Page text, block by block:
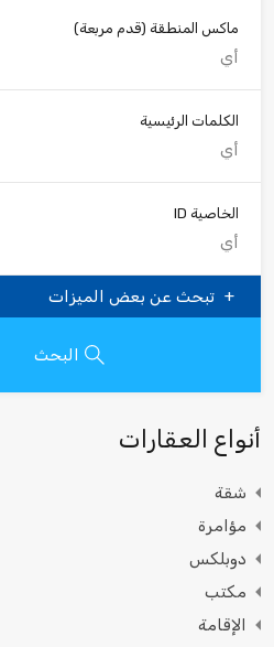
ماكس المنطقة (قدم مربعة)
الكلمات الرئيسية
الخاصية ID
تبحث عن بعض الميزات
البحث
أنواع العقارات
شقة
مؤامرة
دوبلكس
مكتب
الإقامة